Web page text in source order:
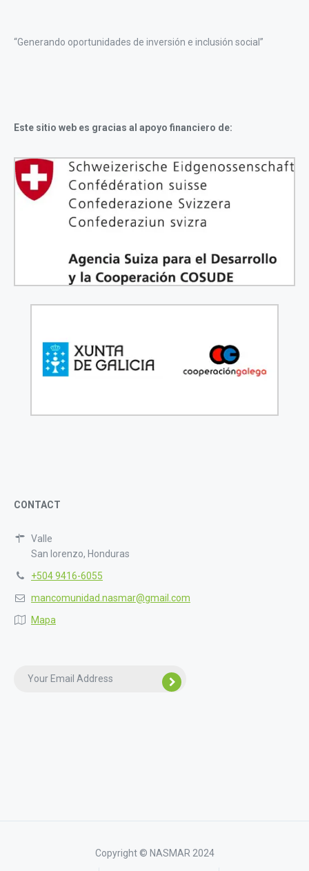
“Generando oportunidades de inversión e inclusión social”
Este sitio web es gracias al apoyo financiero de:
CONTACT
Valle
San lorenzo, Honduras
+504 9416-6055
mancomunidad.nasmar@gmail.com
Mapa
Copyright © NASMAR 2024